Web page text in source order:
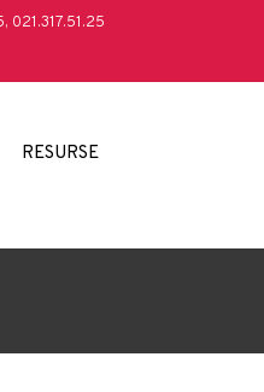
021.317.51.25
RESURSE